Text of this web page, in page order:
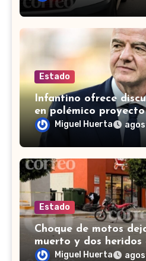
Estado
Infantino ofrece
en polémico
privada de la FIFA
Miguel Huerta
Estado
Choque de motos
muerto y dos heridos
Presidentes, en León
Miguel Huerta